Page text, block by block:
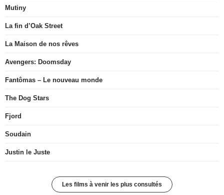
Mutiny
La fin d’Oak Street
La Maison de nos rêves
Avengers: Doomsday
Fantômas – Le nouveau monde
The Dog Stars
Fjord
Soudain
Justin le Juste
Les films à venir les plus consultés